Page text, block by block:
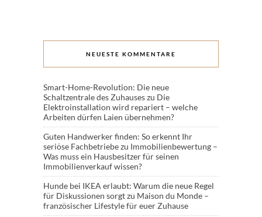
NEUESTE KOMMENTARE
Smart-Home-Revolution: Die neue
Schaltzentrale des Zuhauseszu Die
Elektroinstallation wird repariert – welche
Arbeiten dürfen Laien übernehmen?
Guten Handwerker finden: So erkennt Ihr
seriöse Fachbetriebezu Immobilienbewertung –
Was muss ein Hausbesitzer für seinen
Immobilienverkauf wissen?
Hunde bei IKEA erlaubt: Warum die neue Regel
für Diskussionen sorgtzu Maison du Monde –
französischer Lifestyle für euer Zuhause